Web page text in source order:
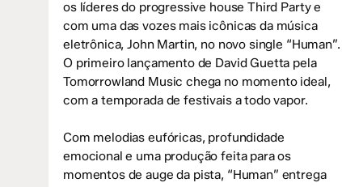
os líderes do progressive house Third Party e
com uma das vozes mais icônicas da música
eletrônica, John Martin, no novo single “Human”.
O primeiro lançamento de David Guetta pela
Tomorrowland Music chega no momento ideal,
com a temporada de festivais a todo vapor.
Com melodias eufóricas, profundidade
emocional e uma produção feita para os
momentos de auge da pista, “Human” entrega